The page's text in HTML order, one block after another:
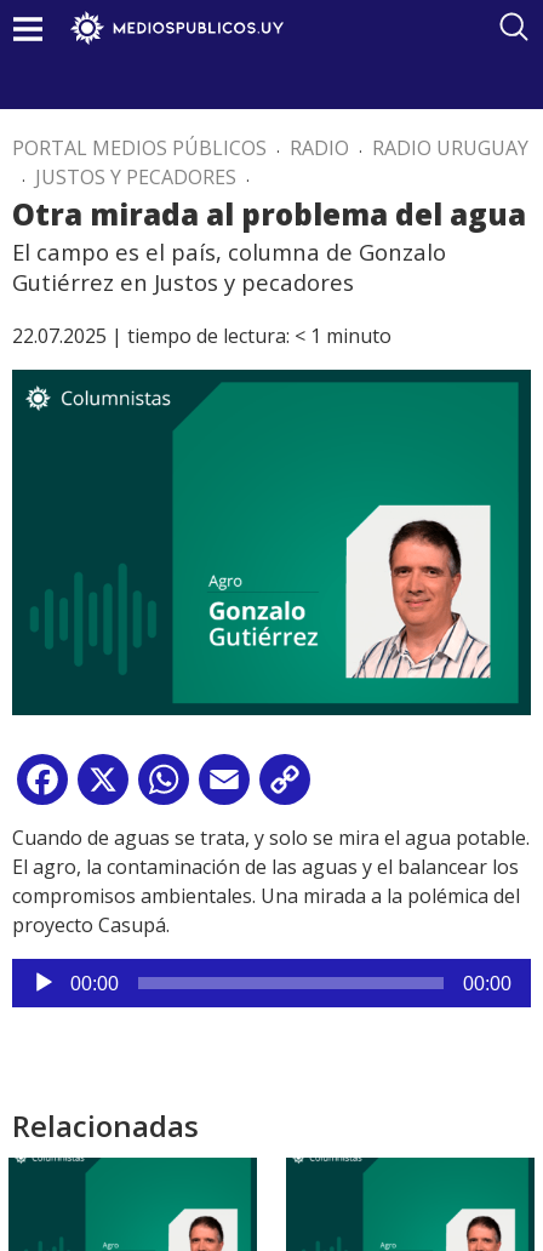
PORTAL MEDIOS PÚBLICOS . RADIO . RADIO URUGUAY
. JUSTOS Y PECADORES .
Otra mirada al problema del agua
El campo es el país, columna de Gonzalo
Gutiérrez en Justos y pecadores
22.07.2025 | tiempo de lectura: < 1 minuto
Facebook
X WhatsApp
Email
Link
Cuando de aguas se trata, y solo se mira el agua potable.
El agro, la contaminación de las aguas y el balancear los
compromisos ambientales. Una mirada a la polémica del
proyecto Casupá.
Reproductor
de
00:00 00:00
Relacionadas